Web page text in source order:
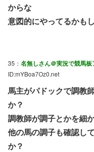
からな
意図的にやってるかも
35： 名無しさん＠実況で競馬板
ID:mYBoa7Oz0.net
馬主がパドックで調教
か？
調教師が調子とかを細
他の馬の調子も確認し
か？